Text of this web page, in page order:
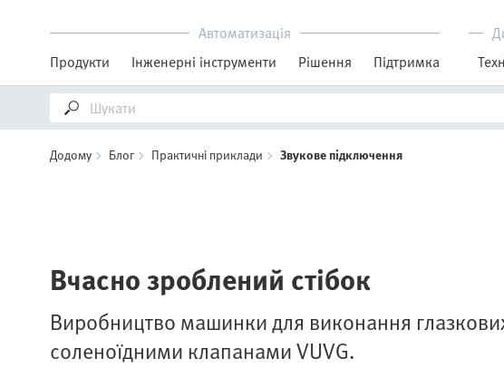
Автоматизація
Продукти
Інженерні інструменти Рішення Підтримка
Додому Блог Практичні приклади Звукове підключення
Вчасно зроблений стібок
Виробництво машинки для виконання
соленоїдними клапанами VUVG.